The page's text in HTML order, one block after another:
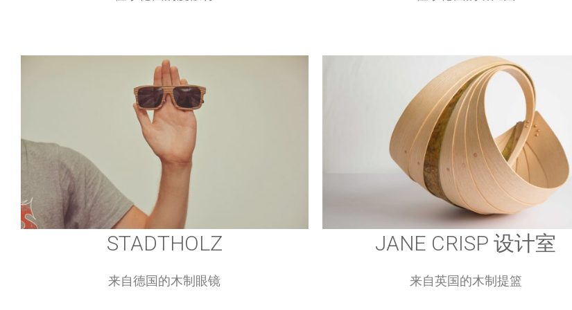
吕根岛水上假日世界
位于德国的度假村
KNIRPSENLAND幼儿中心
位于德国的幼儿园